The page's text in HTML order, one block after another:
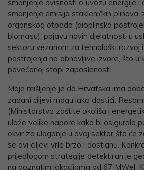
smanjenje ovisnosti o uvozu energije i
smanjenje emisija stakleničkih plinova,
organskog otpada (bioplinska
biomasu), pojavu novih djelatnosti u
sektoru vezanom za tehnološki razvoj
postrojenja na obnovljive izvore, što u
povećanoj stopi zaposlenosti.
Moje mišljenje je da Hrvatska ima
zadani ciljevi mogu lako dostići.
(Ministarstvo zaštite okoliša i
ulaže velike napore kako bi osiguralo
okvir za ulaganje u ovaj sektor što će
se ovi ciljevi vrlo brzo i dostignu.
prijedlogom strategije detektiran je
na poznatim lokacijama od 67 MWel.